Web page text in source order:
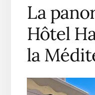
La
Hôtel
la